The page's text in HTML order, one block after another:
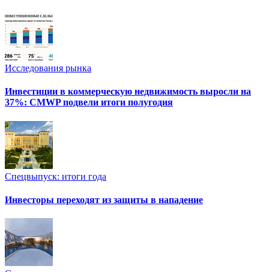
Исследования рынка
Инвестиции в коммерческую недвижимость выросли на
37%: CMWP подвели итоги полугодия
Спецвыпуск: итоги года
Инвесторы переходят из защиты в нападение